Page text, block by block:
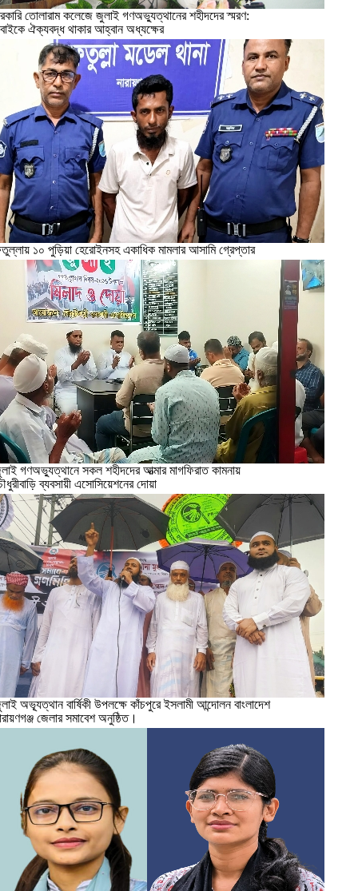
তোলারাম কলেজে জুলাই গণঅভ্যুত্থানের শহীদদের স্মরণ:
ঐক্যবদ্ধ থাকার আহ্বান অধ্যক্ষের
১০ পুড়িয়া হেরোইনসহ একাধিক মামলার আসামি গ্রেপ্তার
গণঅভ্যুত্থানে সকল শহীদদের আত্মার মাগফিরাত কামনায়
ব্যবসায়ী এসোসিয়েশনের দোয়া
অভ্যূত্থান বার্ষিকী উপলক্ষে কাঁচপুরে ইসলামী আন্দোলন বাংলাদেশ
জেলার সমাবেশ অনুষ্ঠিত।